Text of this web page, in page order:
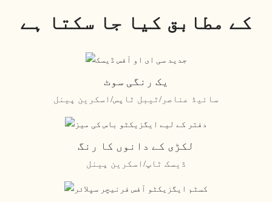
کے مطابق کیا جا سکتا ہے
یک رنگی سوٹ
سائیڈ عناصر/ٹیبل ٹاپس/اسکرین پینل
لکڑی کے دانوں کا رنگ
ڈیسک ٹاپ/اسکرین پینل